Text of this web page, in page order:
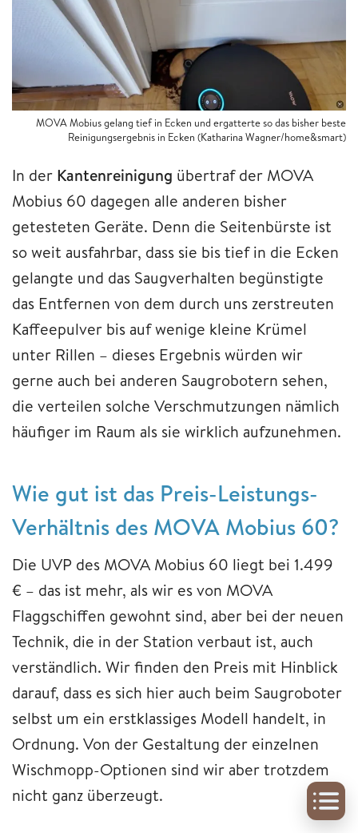
MOVA Mobius gelang tief in Ecken und ergatterte so das bisher beste
Reinigungsergebnis in Ecken (Katharina Wagner/home&smart)
In der Kantenreinigung übertraf der MOVA
Mobius 60 dagegen alle anderen bisher
getesteten Geräte. Denn die Seitenbürste ist
so weit ausfahrbar, dass sie bis tief in die Ecken
gelangte und das Saugverhalten begünstigte
das Entfernen von dem durch uns zerstreuten
Kaffeepulver bis auf wenige kleine Krümel
unter Rillen – dieses Ergebnis würden wir
gerne auch bei anderen Saugrobotern sehen,
die verteilen solche Verschmutzungen nämlich
häufiger im Raum als sie wirklich aufzunehmen.
Wie gut ist das Preis-Leistungs-
Verhältnis des MOVA Mobius 60?
Die UVP des MOVA Mobius 60 liegt bei 1.499
€ – das ist mehr, als wir es von MOVA
Flaggschiffen gewohnt sind, aber bei der neuen
Technik, die in der Station verbaut ist, auch
verständlich. Wir finden den Preis mit Hinblick
darauf, dass es sich hier auch beim Saugroboter
selbst um ein erstklassiges Modell handelt, in
Ordnung. Von der Gestaltung der einzelnen
Wischmopp-Optionen sind wir aber trotzdem
nicht ganz überzeugt.